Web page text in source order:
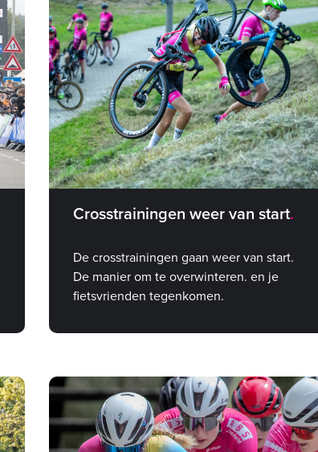
Crosstrainingen weer van start
De crosstrainingen gaan weer van start.
De manier om te overwinteren. en je
fietsvrienden tegenkomen.